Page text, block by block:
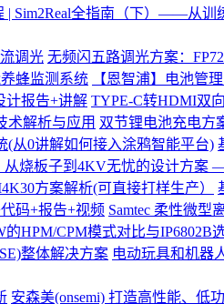
| Sim2Real全指南（下）——从训
调光 无频闪五路调光方案：
蜂监测系统 【恩智浦】电池管
计报告+讲解 TYPE-C转HDMI双
术解析与应用 双节锂电池充电方
(从0讲解如何接入涂鸦智能平台)
从烧板子到4KV无忧的设计方案
方案解析(可直接打样生产）
码+报告+视频 Samtec 柔性微型
HPM/CPM模式对比与IP6802B
整体解决方案 电动玩具和机器
安森美(onsemi) 打造高性能、低